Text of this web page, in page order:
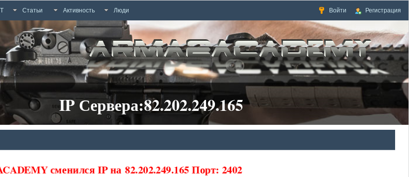
Статьи Активность Люди Войти Регистрация
IP Сервера:82.202.249.165
сменился IP на82.202.249.165 Порт: 2402